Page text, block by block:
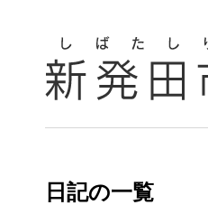
日記の一覧